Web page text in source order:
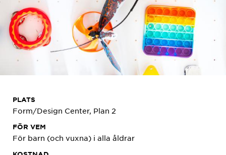
PLATS
Form/Design Center, Plan 2
FÖR VEM
För barn (och vuxna) i alla åldrar